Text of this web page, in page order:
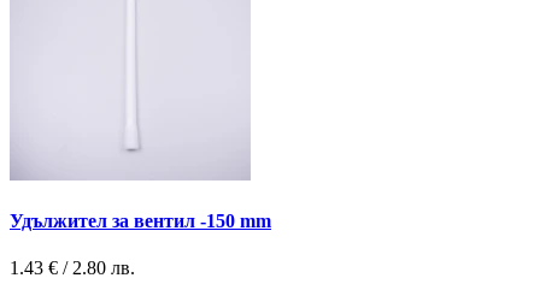
Удължител за вентил -150 mm
1.43 € / 2.80 лв.